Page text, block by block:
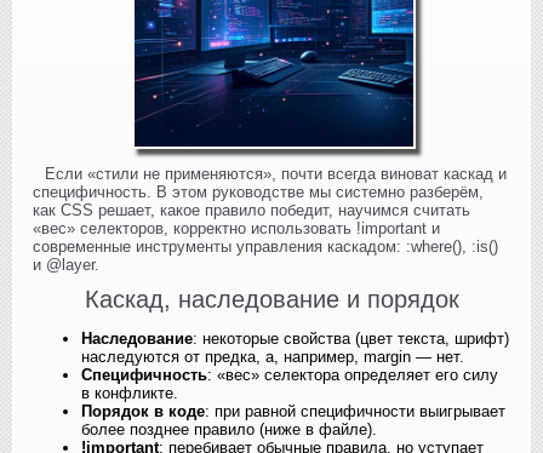
Если «стили не применяются», почти всегда виноват каскад и
специфичность. В этом руководстве мы системно разберём,
как CSS решает, какое правило победит, научимся считать
«вес» селекторов, корректно использовать !important и
современные инструменты управления каскадом: :where(), :is()
и @layer.
Каскад, наследование и порядок
Наследование: некоторые свойства (цвет текста, шрифт)
наследуются от предка, а, например, margin — нет.
Специфичность: «вес» селектора определяет его силу
в конфликте.
Порядок в коде: при равной специфичности выигрывает
более позднее правило (ниже в файле).
!important: перебивает обычные правила, но уступает